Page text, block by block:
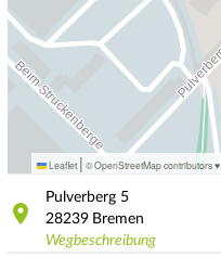
Leaflet | © OpenStreetMap contributors ♥,
Pulverberg 5
28239 Bremen
Wegbeschreibung